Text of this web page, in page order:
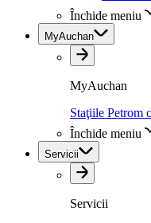
Închide meniu
MyAuchan
MyAuchan
Staţiile Petrom
Închide meniu
Servicii
Servicii